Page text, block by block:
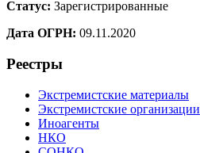
Статус: Зарегистрированные
Дата ОГРН: 09.11.2020
Реестры
Экстремистские материалы
Экстремистские организации
Иноагенты
НКО